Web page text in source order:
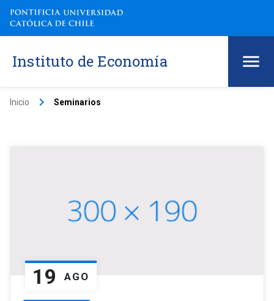
Instituto de Economía
Inicio keyboard_arrow_right Seminarios
19 AGO